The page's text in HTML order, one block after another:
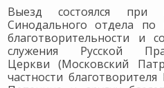
Выезд состоялся при
Синодального отдела по
благотворительности и
служения Русской
Церкви (Московский
частности